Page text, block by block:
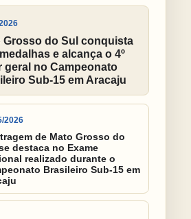
Grosso do Sul conquista
e alcança o 4º
geral no Campeonato
Sub-15 em Aracaju
2026
de Mato Grosso do
destaca no Exame
realizado durante o
Brasileiro Sub-15 em